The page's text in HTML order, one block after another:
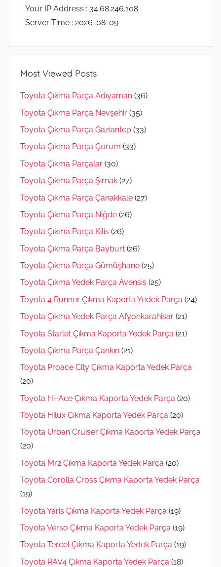
Your IP Address : 34.68.246.108
Server Time : 2026-08-09
Most Viewed Posts
Toyota Çıkma Parça Adıyaman (36)
Toyota Çıkma Parça Nevşehir (35)
Toyota Çıkma Parça Gaziantep (33)
Toyota Çıkma Parça Çorum (33)
Toyota Çıkma Parçalar (30)
Toyota Çıkma Parça Şırnak (27)
Toyota Çıkma Parça Çanakkale (27)
Toyota Çıkma Parça Niğde (26)
Toyota Çıkma Parça Kilis (26)
Toyota Çıkma Parça Bayburt (26)
Toyota Çıkma Parça Gümüşhane (25)
Toyota Çıkma Yedek Parça Avensis (25)
Toyota 4 Runner Çıkma Kaporta Yedek Parça (24)
Toyota Çıkma Yedek Parça Afyonkarahisar (21)
Toyota Starlet Çıkma Kaporta Yedek Parça (21)
Toyota Çıkma Parça Çankırı (21)
Toyota Proace City Çıkma Kaporta Yedek Parça
(20)
Toyota Hi-Ace Çıkma Kaporta Yedek Parça (20)
Toyota Hilux Çıkma Kaporta Yedek Parça (20)
Toyota Urban Cruiser Çıkma Kaporta Yedek Parça
(20)
Toyota Mr2 Çıkma Kaporta Yedek Parça (20)
Toyota Corolla Cross Çıkma Kaporta Yedek Parça
(19)
Toyota Yaris Çıkma Kaporta Yedek Parça (19)
Toyota Verso Çıkma Kaporta Yedek Parça (19)
Toyota Tercel Çıkma Kaporta Yedek Parça (19)
Toyota RAV4 Çıkma Kaporta Yedek Parça (18)